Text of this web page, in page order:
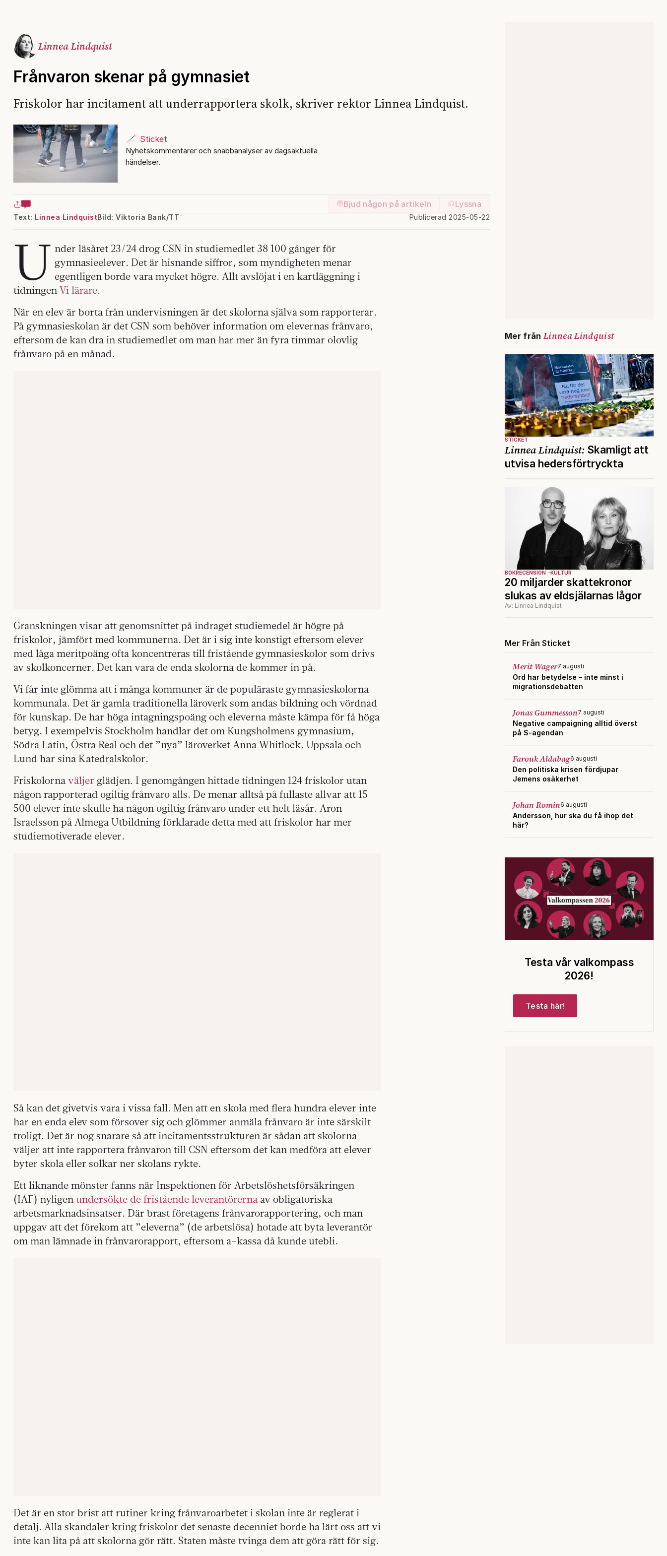
Linnea Lindquist
Frånvaron skenar på gymnasiet
Friskolor har incitament att underrapportera skolk, skriver rektor Linnea Lindquist.
Sticket
Nyhetskommentarer och snabbanalyser av dagsaktuella
händelser.
Bjud någon på artikeln Lyssna
Text: Linnea Lindquist Publicerad 2025-05-22
Bild: Viktoria Bank/TT
U nder läsåret 23/24 drog CSN in studiemedlet 38 100 gånger för
gymnasieelever. Det är hisnande siffror, som myndigheten menar
egentligen borde vara mycket högre. Allt avslöjat i en kartläggning i
tidningen Vi lärare.
När en elev är borta från undervisningen är det skolorna själva som rapporterar.
På gymnasieskolan är det CSN som behöver information om elevernas frånvaro,
eftersom de kan dra in studiemedlet om man har mer än fyra timmar olovlig
frånvaro på en månad.
Granskningen visar att genomsnittet på indraget studiemedel är högre på
friskolor, jämfört med kommunerna. Det är i sig inte konstigt eftersom elever
med låga meritpoäng ofta koncentreras till fristående gymnasieskolor som drivs
av skolkoncerner. Det kan vara de enda skolorna de kommer in på.
Vi får inte glömma att i många kommuner är de populäraste gymnasieskolorna
kommunala. Det är gamla traditionella läroverk som andas bildning och vördnad
för kunskap. De har höga intagningspoäng och eleverna måste kämpa för få höga
betyg. I exempelvis Stockholm handlar det om Kungsholmens gymnasium,
Södra Latin, Östra Real och det ”nya” läroverket Anna Whitlock. Uppsala och
Lund har sina Katedralskolor.
Friskolorna väljer glädjen. I genomgången hittade tidningen 124 friskolor utan
någon rapporterad ogiltig frånvaro alls. De menar alltså på fullaste allvar att 15
500 elever inte skulle ha någon ogiltig frånvaro under ett helt läsår. Aron
Israelsson på Almega Utbildning förklarade detta med att friskolor har mer
studiemotiverade elever.
Så kan det givetvis vara i vissa fall. Men att en skola med flera hundra elever inte
har en enda elev som försover sig och glömmer anmäla frånvaro är inte särskilt
troligt. Det är nog snarare så att incitamentsstrukturen är sådan att skolorna
väljer att inte rapportera frånvaron till CSN eftersom det kan medföra att elever
byter skola eller solkar ner skolans rykte.
Ett liknande mönster fanns när Inspektionen för Arbetslöshetsförsäkringen
(IAF) nyligen undersökte de fristående leverantörerna av obligatoriska
arbetsmarknadsinsatser. Där brast företagens frånvarorapportering, och man
uppgav att det förekom att ”eleverna” (de arbetslösa) hotade att byta leverantör
om man lämnade in frånvarorapport, eftersom a-kassa då kunde utebli.
Det är en stor brist att rutiner kring frånvaroarbetet i skolan inte är reglerat i
detalj. Alla skandaler kring friskolor det senaste decenniet borde ha lärt oss att vi
inte kan lita på att skolorna gör rätt. Staten måste tvinga dem att göra rätt för sig.
Mer från Linnea Lindquist
STICKET
Linnea Lindquist: Skamligt att
utvisa hedersförtryckta
BOKRECENSION KULTUR
20 miljarder skattekronor
slukas av eldsjälarnas lågor
Av: Linnea Lindquist
Mer Från Sticket
Merit Wager7 augusti
Ord har betydelse – inte minst i
migrationsdebatten
Jonas Gummesson7 augusti
Negative campaigning alltid överst
på S-agendan
Farouk Aldabag6 augusti
Den politiska krisen fördjupar
Jemens osäkerhet
Johan Romin6 augusti
Andersson, hur ska du få ihop det
här?
Testa vår valkompass
2026!
Testa här!